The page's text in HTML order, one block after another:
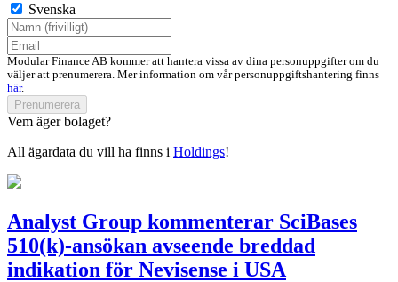
Svenska
Modular Finance AB kommer att hantera vissa av dina personuppgifter om du
väljer att prenumerera. Mer information om vår personuppgiftshantering finns
här.
Prenumerera
Vem äger bolaget?
All ägardata du vill ha finns i Holdings!
Analyst Group kommenterar SciBases
510(k)-ansökan avseende breddad
indikation för Nevisense i USA